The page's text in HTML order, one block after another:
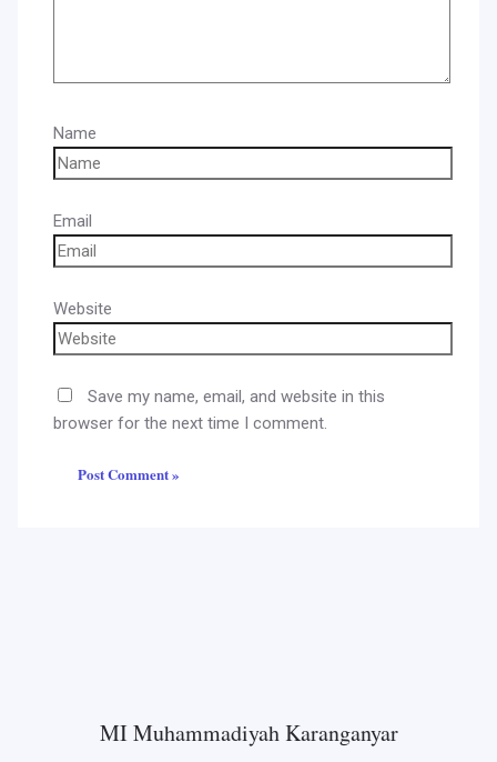
Name
Email
Website
Save my name, email, and website in this
browser for the next time I comment.
MI Muhammadiyah Karanganyar